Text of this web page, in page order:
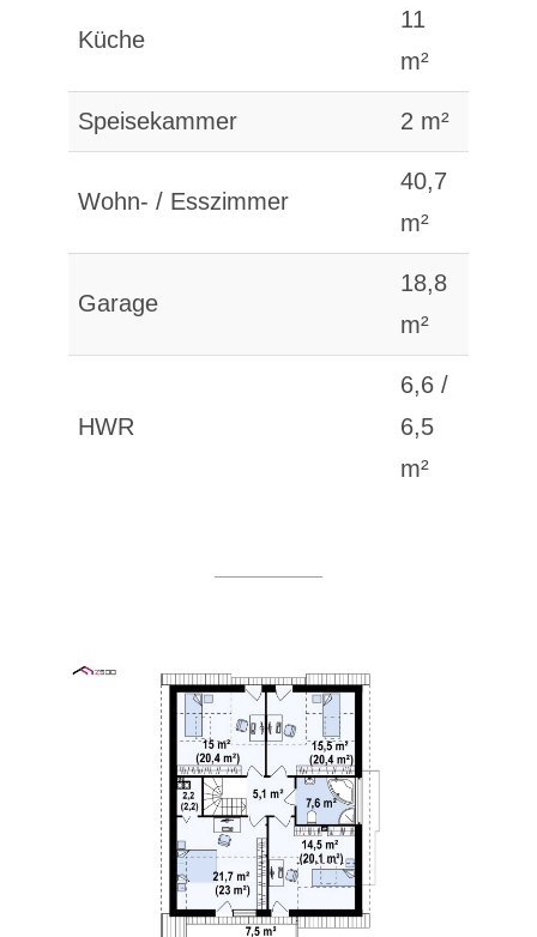
Küche
11
m²
Speisekammer 2 m²
Wohn- / Esszimmer
40,7
m²
Garage
18,8
m²
HWR
6,6 /
6,5
m²